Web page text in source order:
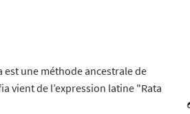
est une méthode ancestrale de
vient de l’expression latine "Rata